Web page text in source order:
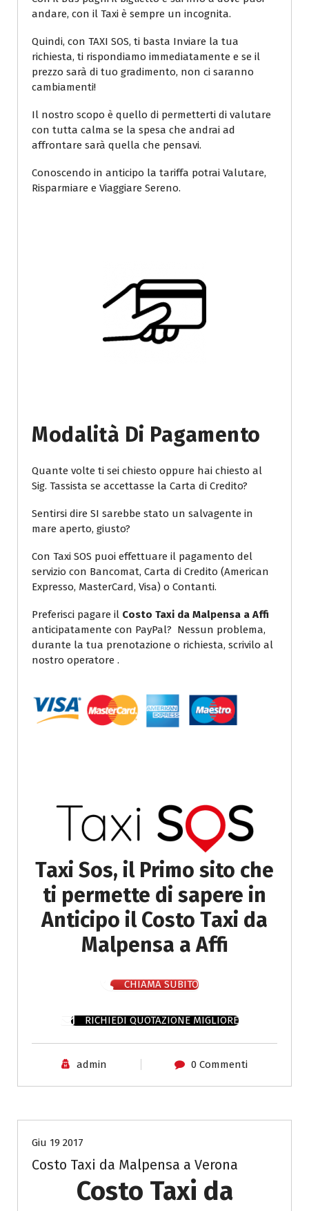
andare, con il Taxi è sempre un incognita.
Quindi, con TAXI SOS, ti basta Inviare la tua
richiesta, ti rispondiamo immediatamente e se il
prezzo sarà di tuo gradimento, non ci saranno
cambiamenti!
Il nostro scopo è quello di permetterti di valutare
con tutta calma se la spesa che andrai ad
affrontare sarà quella che pensavi.
Conoscendo in anticipo la tariffa potrai Valutare,
Risparmiare e Viaggiare Sereno.
Modalità Di Pagamento
Quante volte ti sei chiesto oppure hai chiesto al
Sig. Tassista se accettasse la Carta di Credito?
Sentirsi dire SI sarebbe stato un salvagente in
mare aperto, giusto?
Con Taxi SOS puoi effettuare il pagamento del
servizio con Bancomat, Carta di Credito (American
Expresso, MasterCard, Visa) o Contanti.
Preferisci pagare il Costo Taxi da Malpensa a Affi
anticipatamente con PayPal? Nessun problema,
durante la tua prenotazione o richiesta, scrivilo al
nostro operatore .
Taxi Sos, il Primo sito che
ti permette di sapere in
Anticipo il Costo Taxi da
Malpensa a Affi
CHIAMA SUBITO
RICHIEDI QUOTAZIONE MIGLIORE
admin 0 Commenti
Giu 19 2017
Costo Taxi da Malpensa a Verona
Costo Taxi da